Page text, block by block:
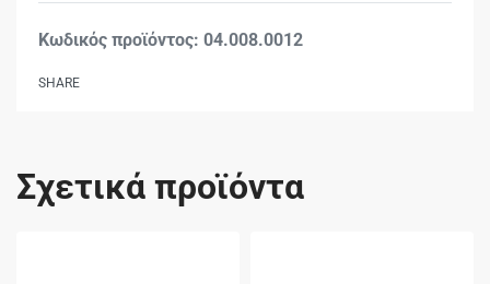
04.008.0012
SHARE
Σχετικά προϊόντα